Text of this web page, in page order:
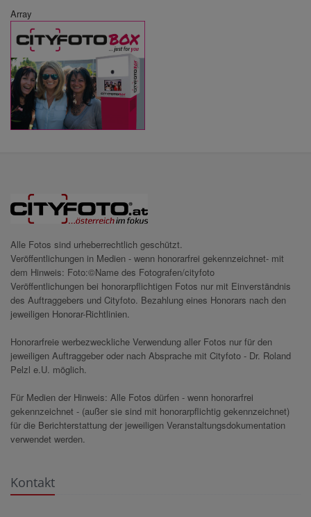
Array
Alle Fotos sind urheberrechtlich geschützt.
Veröffentlichungen in Medien - wenn honorarfrei gekennzeichnet- mit
dem Hinweis: Foto:©Name des Fotografen/cityfoto
Veröffentlichungen bei honorarpflichtigen Fotos nur mit Einverständnis
des Auftraggebers und Cityfoto. Bezahlung eines Honorars nach den
jeweiligen Honorar-Richtlinien.
Honorarfreie werbezweckliche Verwendung aller Fotos nur für den
jeweiligen Auftraggeber oder nach Absprache mit Cityfoto - Dr. Roland
Pelzl e.U. möglich.
Für Medien der Hinweis: Alle Fotos dürfen - wenn honorarfrei
gekennzeichnet - (außer sie sind mit honorarpflichtig gekennzeichnet)
für die Berichterstattung der jeweiligen Veranstaltungsdokumentation
verwendet werden.
Kontakt